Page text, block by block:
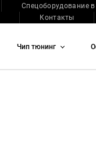
Спецоборудование
Контакты
Чип тюнинг